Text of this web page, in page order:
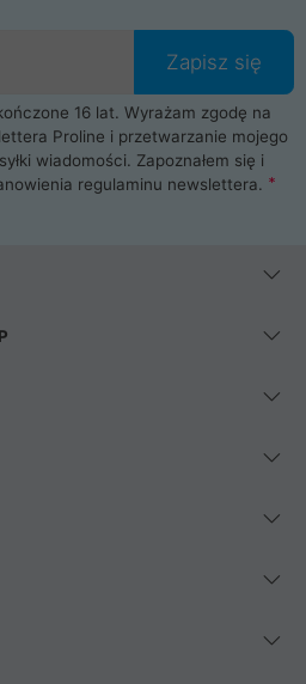
Zapisz się
16 lat. Wyrażam zgodę na
Proline i przetwarzanie mojego
wiadomości. Zapoznałem się i
regulaminu newslettera.